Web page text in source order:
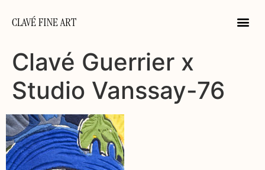
CLAVÉ FINE ART
Clavé Guerrier x
Studio Vanssay-76